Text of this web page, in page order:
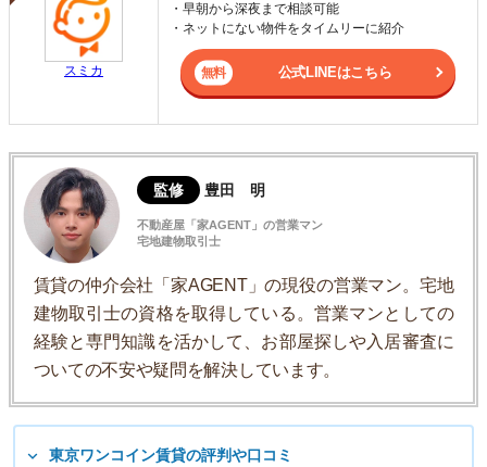
スミカ
・早朝から深夜まで相談可能
・ネットにない物件をタイムリーに紹介
公式LINEはこちら
監修 豊田 明
不動産屋「家AGENT」の営業マン
宅地建物取引士
賃貸の仲介会社「家AGENT」の現役の営業マン。宅地
建物取引士の資格を取得している。営業マンとしての
経験と専門知識を活かして、お部屋探しや入居審査に
ついての不安や疑問を解決しています。
東京ワンコイン賃貸の評判や口コミ